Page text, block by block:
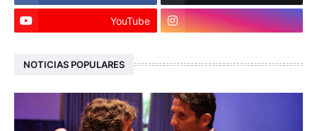
YouTube
NOTICIAS POPULARES